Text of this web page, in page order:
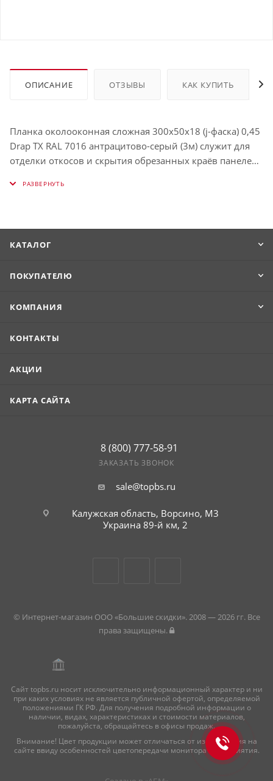
ОПИСАНИЕ ОТЗЫВЫ КАК КУПИТЬ
Планка околооконная сложная 300х50х18 (j-фаска) 0,45
Drap TX RAL 7016 антрацитово-серый (3м) служит для
отделки откосов и скрытия обрезанных краёв панелей.
Использование таких планок облегчает процесс
КАТАЛОГ
ПОКУПАТЕЛЮ
КОМПАНИЯ
КОНТАКТЫ
АКЦИИ
КАРТА САЙТА
8 (800) 777-58-91
ЗАКАЗАТЬ ЗВОНОК
sale@topbs.ru
Калужская область, Ворсино, М3
Украина 89-й км, 2
© Интернет-магазин ООО «Большие скидки». 2008 — 2026 гг. Все
права защищены.
Сайт topbs.ru носит исключительно информационный характер и ни
при каких условиях не является публичной офертой, определяемой
положениями ГК РФ. Для получения подробной информации о
наличии, видах, характеристиках и стоимости материалов,
пожалуйста, обращайтесь в офисы продаж.
Внимание! Цвет продукции может отличаться от изображения на
сайте ввиду особенностей цветопередачи монитора и восприятия.